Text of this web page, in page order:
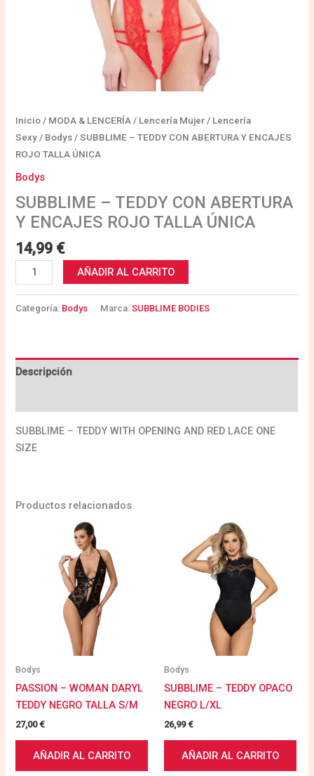
Inicio / MODA & LENCERÍA / Lencería Mujer / Lencería
Sexy / Bodys / SUBBLIME – TEDDY CON ABERTURA Y ENCAJES
ROJO TALLA ÚNICA
Bodys
SUBBLIME – TEDDY CON ABERTURA
Y ENCAJES ROJO TALLA ÚNICA
14,99 €
AÑADIR AL CARRITO
Categoría: Bodys Marca:SUBBLIME BODIES
Descripción
SUBBLIME – TEDDY WITH OPENING AND RED LACE ONE
SIZE
Productos relacionados
Bodys
PASSION – WOMAN DARYL
TEDDY NEGRO TALLA S/M
27,00€
AÑADIR AL CARRITO
Bodys
SUBBLIME – TEDDY OPACO
NEGRO L/XL
26,99€
AÑADIR AL CARRITO